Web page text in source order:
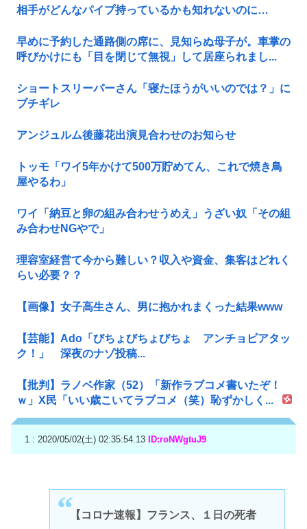
相手がどんなパイプ持っているかも知れないのに…
早めに予約した通路側の席に、見知らぬ母子が。車掌の
呼びかけにも「目を閉じて無視」して居座られまし...
ショートスリーパーさん「寝たほうがいいのでは？」に
ブチギレ
アンジュルム後藤花出演見合わせのお知らせ
トッモ「ワイ5年かけて500万貯めてん、これで焼き鳥
屋やるわ」
ワイ「納豆と卵の組み合わせうめえ」うざい奴「その組
み合わせNGやで」
理容室経営て今から難しい？収入や資金、集客はどれく
らい必要？？
【画像】女子高生さん、男に抱かれまくった結果www
【芸能】Ado「びちょびちょびちょ アンチョビアタッ
ク！」 深夜のナゾ投稿...
【批判】ラノベ作家（52）「新作ラブコメ書いたぞ！
ｗ」X民「いい歳こいてラブコメ（笑）恥ずかしく...
1 : 2020/05/02(土) 02:35:54.13 ID:roNWgtuJ9
【コロナ速報】フランス、１日の死者